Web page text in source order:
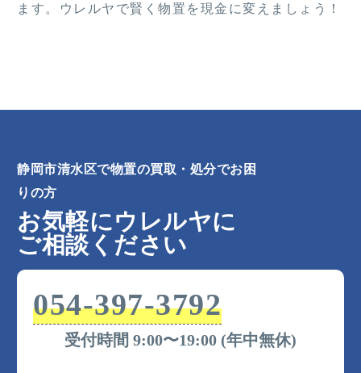
ます。ウレルヤで賢く物置を現金に変えましょう！
静岡市清水区で物置の買取・処分でお困
りの方
お気軽にウレルヤに
ご相談ください
054-397-3792
受付時間 9:00〜19:00 (年中無休)